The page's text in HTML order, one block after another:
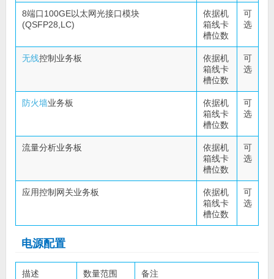
8端口100GE以太网光接口模块
(QSFP28,LC)
依据机
箱线卡
槽位数
可
选
无线控制业务板
依据机
箱线卡
槽位数
可
选
防火墙业务板
依据机
箱线卡
槽位数
可
选
流量分析业务板
依据机
箱线卡
槽位数
可
选
应用控制网关业务板
依据机
箱线卡
槽位数
可
选
电源配置
描述 数量范围 备注